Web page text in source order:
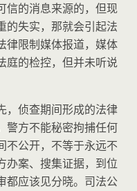
信的消息来源的，但现
的失实，那就会引起法
律限制媒体报道，媒体
庭的检控，但并未听说
，侦查期间形成的法律
警方不能秘密拘捕任何
不公开，不等于永远不
办案、搜集证据，到位
都应该见分晓。司法公